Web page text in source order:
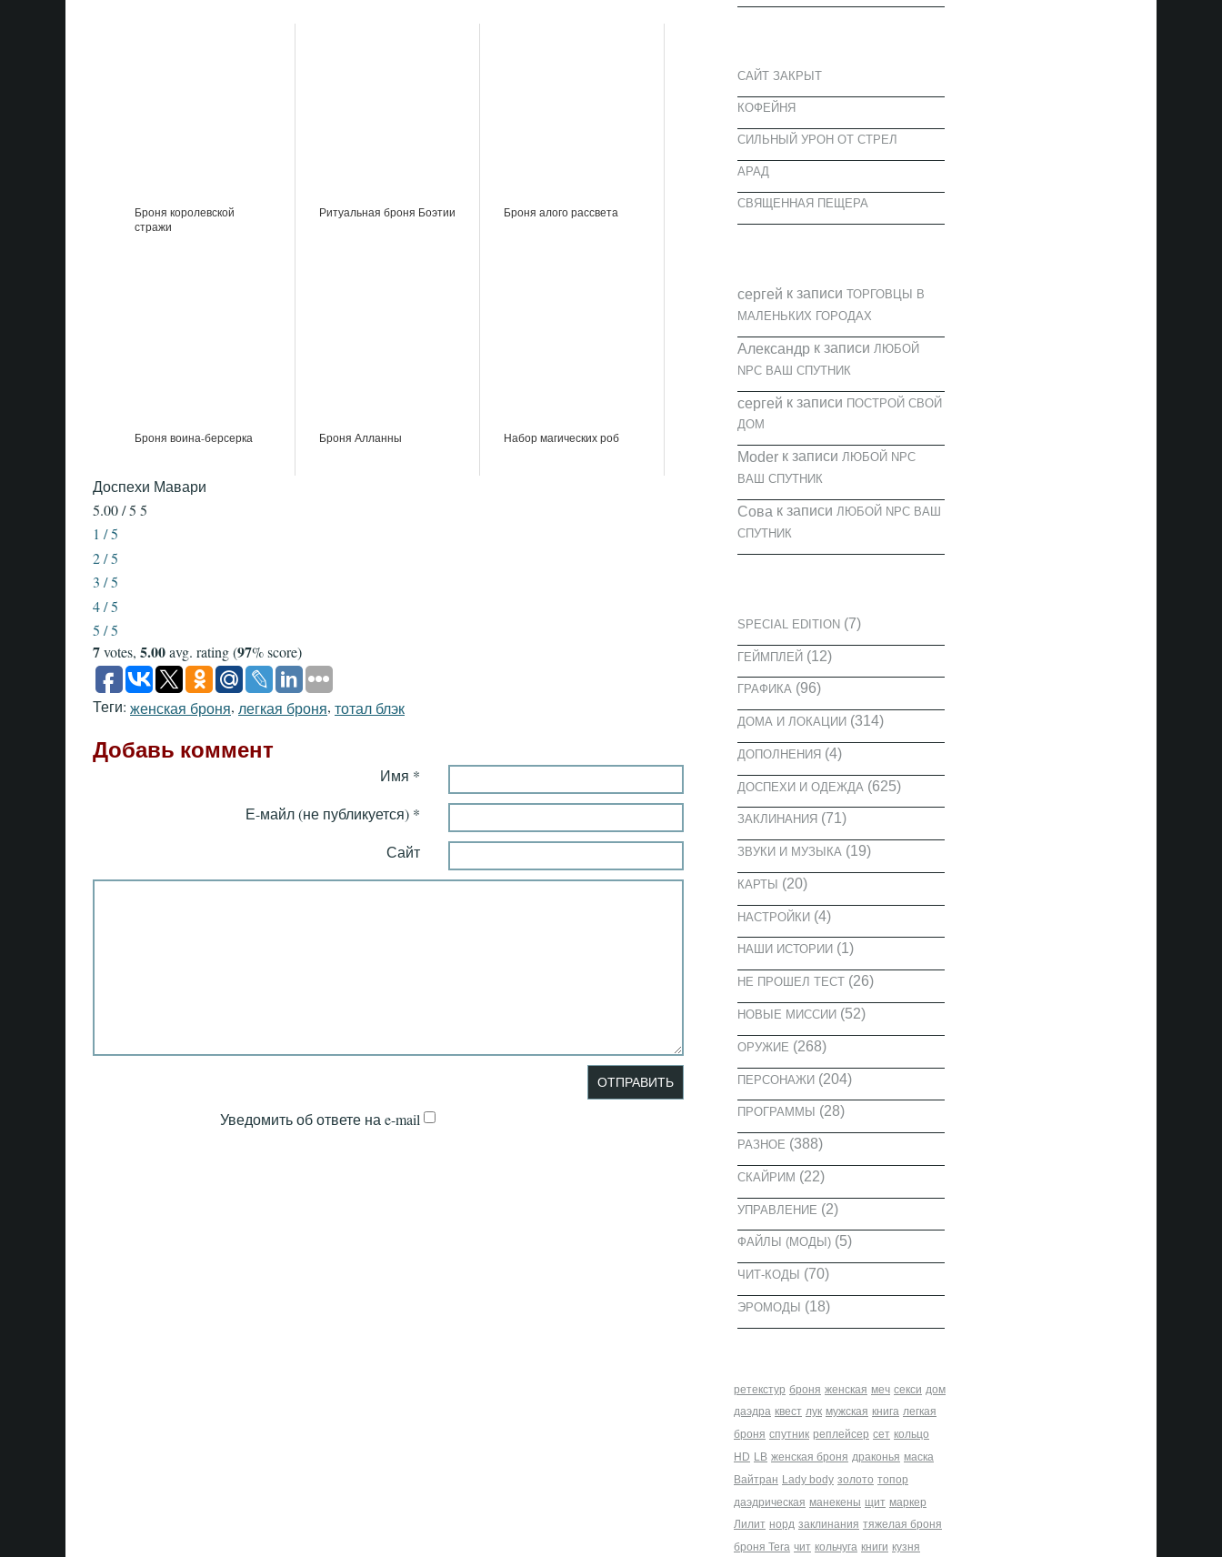
Броня королевской
стражи
Ритуальная броня Боэтии Броня алого рассвета
Броня воина-берсерка Броня Алланны Набор магических роб
Доспехи Мавари
5.00 / 5 5
1 / 5
2 / 5
3 / 5
4 / 5
5 / 5
7votes, 5.00avg. rating (97% score)
Теги: женская броня, легкая броня, тотал блэк
Добавь коммент
Имя *
Е-майл (не публикуется) *
Сайт
Уведомить об ответе на e-mail
САЙТ ЗАКРЫТ
КОФЕЙНЯ
CИЛЬНЫЙ УРОН ОТ СТРЕЛ
АРАД
СВЯЩЕННАЯ ПЕЩЕРА
cергей к записи ТОРГОВЦЫ В
МАЛЕНЬКИХ ГОРОДАХ
Александрк записи ЛЮБОЙ
NPC ВАШ СПУТНИК
cергей к записи ПОСТРОЙ СВОЙ
ДОМ
Moderк записи ЛЮБОЙ NPC
ВАШ СПУТНИК
Сова к записи ЛЮБОЙ NPC ВАШ
СПУТНИК
SPECIAL EDITION(7)
ГЕЙМПЛЕЙ(12)
ГРАФИКА (96)
ДОМА И ЛОКАЦИИ(314)
ДОПОЛНЕНИЯ(4)
ДОСПЕХИ И ОДЕЖДА (625)
ЗАКЛИНАНИЯ(71)
ЗВУКИ И МУЗЫКА (19)
КАРТЫ (20)
НАСТРОЙКИ(4)
НАШИ ИСТОРИИ(1)
НЕ ПРОШЕЛ ТЕСТ(26)
НОВЫЕ МИССИИ(52)
ОРУЖИЕ (268)
ПЕРСОНАЖИ(204)
ПРОГРАММЫ (28)
РАЗНОЕ (388)
СКАЙРИМ (22)
УПРАВЛЕНИЕ (2)
ФАЙЛЫ (МОДЫ)(5)
ЧИТ-КОДЫ (70)
ЭРОМОДЫ (18)
ретекстур броня женская меч секси дом
даэдра квест лук мужская книга легкая
броня спутник реплейсер сет кольцо
HD LB женская броня драконья маска
Вайтран Lady body золото топор
даэдрическая манекены щит маркер
Лилит норд заклинания тяжелая броня
броня Tera чит кольчуга книги кузня